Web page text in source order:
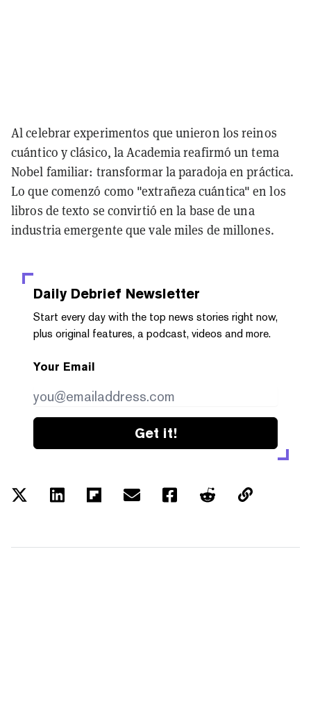
Al celebrar experimentos que unieron los reinos
cuántico y clásico, la Academia reafirmó un tema
Nobel familiar: transformar la paradoja en práctica.
Lo que comenzó como "extrañeza cuántica" en los
libros de texto se convirtió en la base de una
industria emergente que vale miles de millones.
Daily Debrief Newsletter
Start every day with the top news stories right now,
plus original features, a podcast, videos and more.
Your Email
Get it!